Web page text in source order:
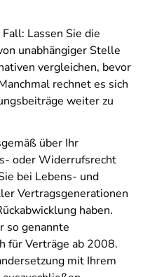
Lassen Sie die
unabhängiger Stelle
vergleichen, bevor
rechnet es sich
weiter zu
über Ihr
oder Widerrufsrecht
bei Lebens- und
Vertragsgenerationen
haben.
so genannte
für Verträge ab 2008.
mit Ihrem